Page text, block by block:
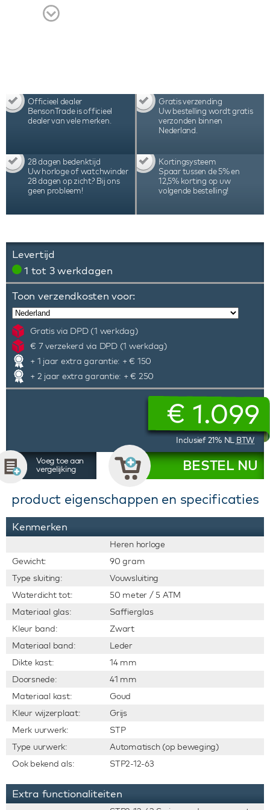
garantie.
Officieel dealer
BensonTrade is officieel
dealer van vele merken.
Gratis verzending
Uw bestelling wordt gratis
verzonden binnen
Nederland.
28 dagen bedenktijd
Uw horloge of watchwinder
28 dagen op zicht? Bij ons
geen probleem!
Kortingsysteem
Spaar tussen de 5% en
12,5% korting op uw
volgende bestelling!
Levertijd
1 tot 3 werkdagen
Toon verzendkosten voor:
Gratis via DPD (1 werkdag)
€ 7 verzekerd via DPD (1 werkdag)
+ 1 jaar extra garantie: + € 150
+ 2 jaar extra garantie: + € 250
€ 1.099
Inclusief 21% NL BTW
Voeg toe aan
vergelijking
BESTEL NU
product eigenschappen en specificaties
Kenmerken
Heren horloge
Gewicht:
90 gram
Type sluiting:
Vouwsluiting
Waterdicht tot:
50 meter / 5 ATM
Materiaal glas:
Saffierglas
Kleur band:
Zwart
Materiaal band:
Leder
Dikte kast:
14 mm
Doorsnede:
41 mm
Materiaal kast:
Goud
Kleur wijzerplaat:
Grijs
Merk uurwerk:
STP
Type uurwerk:
Automatisch (op beweging)
Ook bekend als:
STP2-12-63
Extra functionaliteiten